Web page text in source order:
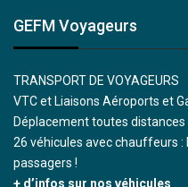
GEFM Voyageurs
TRANSPORT DE VOYAGEURS
VTC et Liaisons Aéroports et
Déplacement toutes distances
26 véhicules avec chauffeurs :
passagers !
+ d’infos sur nos véhicules